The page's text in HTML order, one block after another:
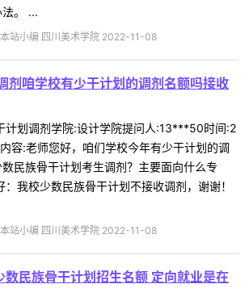
。 ...
本站小编 四川美术学院 2022-11-08
剂咱学校有少干计划的调剂名额吗接收
计划调剂学院:设计学院提问人:13***50时间:2
容:老师您好，咱们学校今年有少干计划的调
民族骨干计划考生调剂？主要面向什么专
我校少数民族骨干计划不接收调剂，谢谢！
本站小编 四川美术学院 2022-11-08
数民族骨干计划招生名额 定向就业是在